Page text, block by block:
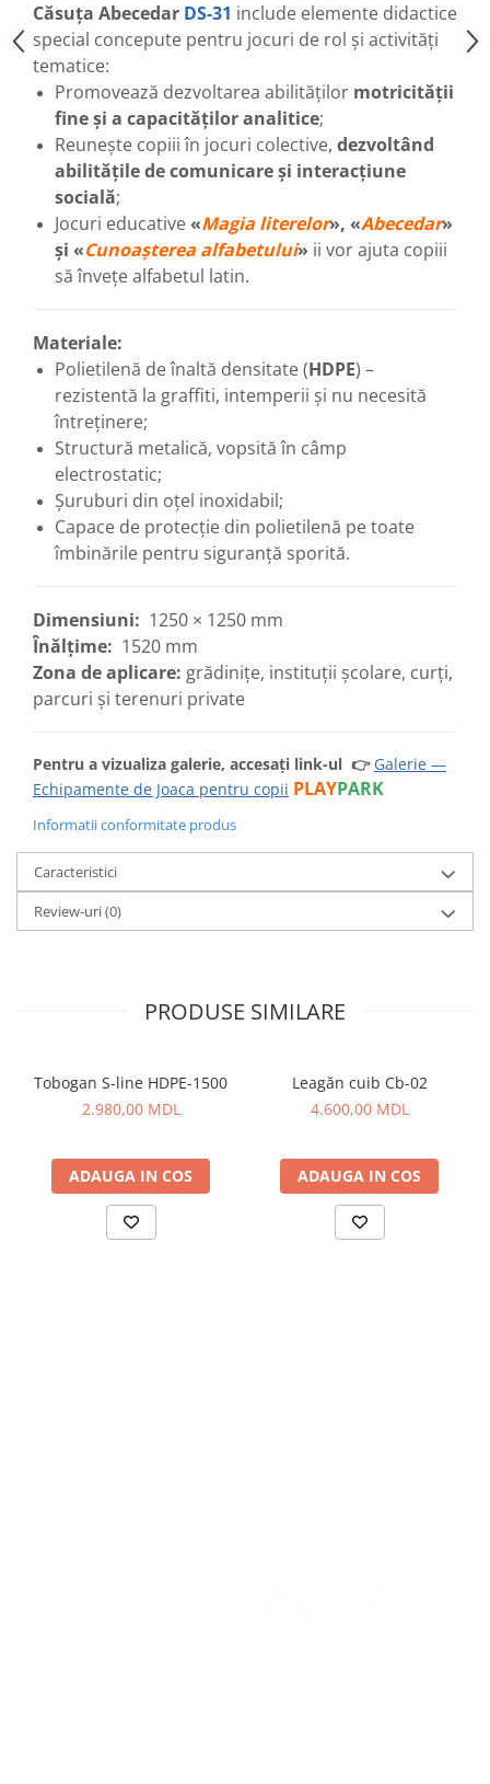
Căsuța Abecedar DS-31 include elemente didactice
special concepute pentru jocuri de rol și activități
tematice:
Promovează dezvoltarea abilităților motricității
fine și a capacităților analitice;
Reunește copiii în jocuri colective, dezvoltând
abilitățile de comunicare și interacțiune
socială;
Jocuri educative«Magia literelor», «Abecedar»
și «Cunoașterea alfabetului» ii vor ajuta copiii
să învețe alfabetul latin.
Materiale:
Polietilenă de înaltă densitate (HDPE) –
rezistentă la graffiti, intemperii și nu necesită
întreținere;
Structură metalică, vopsită în câmp
electrostatic;
Șuruburi din oțel inoxidabil;
Capace de protecție din polietilenă pe toate
îmbinările pentru siguranță sporită.
Dimensiuni: 1250 × 1250 mm
Înălțime: 1520 mm
Zona de aplicare: grădinițe, instituții școlare, curți,
parcuri și terenuri private
Pentru a vizualiza galerie, accesați link-ul 👉 Galerie —
Echipamente de Joaca pentru copii PLAYPARK
Informatii conformitate produs
Caracteristici
Review-uri(0)
PRODUSE SIMILARE
Tobogan S-line HDPE-1500
2.980,00 MDL
ADAUGA IN COS
Leagăn cuib Cb-02
4.600,00 MDL
ADAUGA IN COS